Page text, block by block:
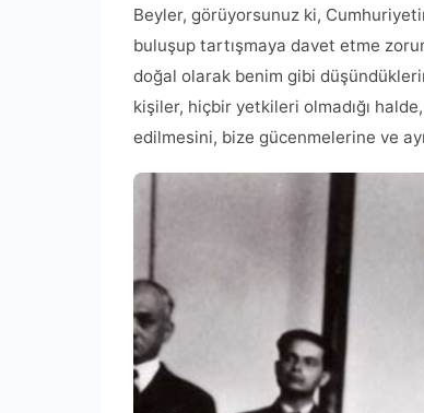
Beyler, görüyorsunuz ki,
buluşup tartışmaya davet etme
doğal olarak benim gibi
kişiler, hiçbir yetkileri olmadığı
edilmesini, bize gücenmelerine ve